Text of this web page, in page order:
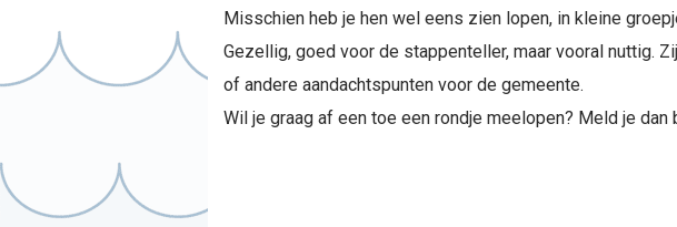
Misschien heb je hen wel eens zien lopen, in kleine
Gezellig, goed voor de stappenteller, maar vooral nuttig.
of andere aandachtspunten voor de gemeente.
Wil je graag af een toe een rondje meelopen? Meld je dan